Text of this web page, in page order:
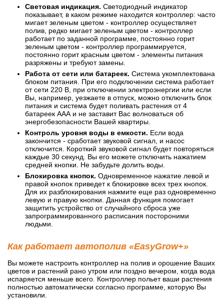
Световая индикация. Светодиодный индикатор
показывает, в каком режиме находится контроллер: часто
мигает зеленым цветом - контроллер осуществляет
полив, редко мигает зеленым цветом - контроллер
работает по заданной программе, постоянно горит
зеленым цветом - контроллер программируется,
постоянно горит красным цветом - элементы питания
разряжены и требуют замены.
Работа от сети или батареек. Система укомплектована
блоком питания. При его подключении система работает
от сети 220 В, при отключении электроэнергии или если
Вы, например, уезжаете в отпуск, можно отключить блок
питания и система будет поливать растения от 4
батареек ААА и не заставит Вас волноваться об
энергобезопасности Вашей квартиры.
Контроль уровня воды в емкости. Если вода
закончится - сработает звуковой сигнал, и насос
отключится. Короткий звуковой сигнал будет повторяться
каждые 30 секунд. Вы его можете отключить нажатием
средней кнопки. Не забудьте долить воды.
Блокировка кнопок. Одновременное нажатие левой и
правой кнопок приведет к блокировке всех трех кнопок.
Для их разблокирования нажмите еще раз одновременно
левую и правую кнопки. Данная функция помогает
защитить устройство от случайного сброса уже
запрограммированного расписания постороними
людьми.
Как работает автополив «EasyGrow+»
Вы можете настроить контроллер на полив и орошение Ваших
цветов и растений рано утром или поздно вечером, когда вода
испаряется меньше всего. Контроллер польет ваши растения
полностью автоматически согласно программе, которую Вы
установили.